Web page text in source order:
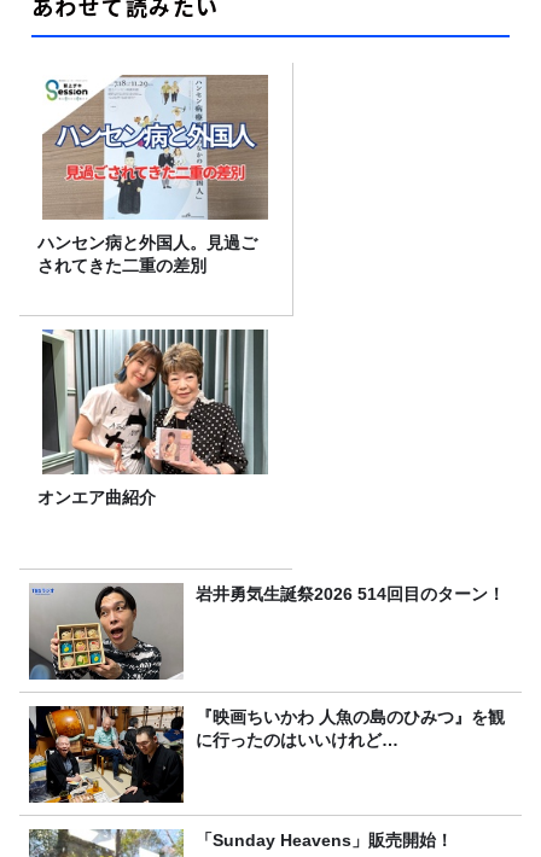
ハンセン病と外国人。見過ご
されてきた二重の差別
オンエア曲紹介
岩井勇気生誕祭2026 514回目のターン！
『映画ちいかわ 人魚の島のひみつ』を観
に行ったのはいいけれど…
「Sunday Heavens」販売開始！